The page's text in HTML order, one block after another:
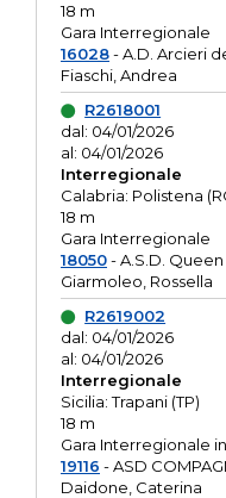
18 m
Gara Interregionale
16028- A.D. Arcieri
Fiaschi, Andrea
R2618001
dal: 04/01/2026
al: 04/01/2026
Interregionale
Calabria: Polistena
18 m
Gara Interregionale
18050- A.S.D.
Giarmoleo, Rossella
R2619002
dal: 04/01/2026
al: 04/01/2026
Interregionale
Sicilia: Trapani (TP)
18 m
Gara Interregionale
19116 - ASD
Daidone, Caterina